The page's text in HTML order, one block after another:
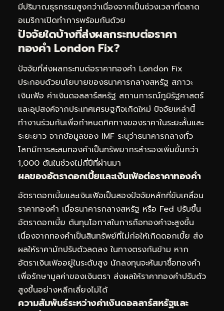
มีปริมาณธุรกรรมสูงกว่าเนื่องจากเป็นช่วงเวลาที่ตลาด
อเมริกาเปิดทำการพร้อมกันด้วย
ปัจจัยใดบ้างที่ส่งผลกระทบต่อราคา
ทองคำ London Fix?
ปัจจัยที่ส่งผลกระทบต่อราคาทองคำ London Fix
ประกอบด้วยนโยบายของธนาคารกลางสหรัฐ สภาวะ
เงินเฟ้อ ค่าเงินดอลลาร์สหรัฐ สถานการณ์ภูมิรัฐศาสตร์
และอุปสงค์จากประเทศเศรษฐกิจเกิดใหม่ ปัจจัยเหล่านี้
ทำงานร่วมกันเพื่อกำหนดทิศทางของราคาในระยะสั้นและ
ระยะยาว จากข้อมูลของ IMF ระบุว่าธนาคารกลางทั่ว
โลกมีการสะสมทองคำเป็นทรัพยากรสำรองเพิ่มขึ้นกว่า
1,000 ตันในช่วงไม่กี่ปีที่ผ่านมา
ผลของอัตราดอกเบี้ยและเงินเฟ้อต่อราคาทองคำ
อัตราดอกเบี้ยและเงินเฟ้อเป็นสองปัจจัยหลักที่ขับเคลื่อน
ราคาทองคำ เมื่อธนาคารกลางสหรัฐ หรือ Fed ปรับขึ้น
อัตราดอกเบี้ย ต้นทุนโอกาสในการถือทองคำจะสูงขึ้น
เนื่องจากทองคำเป็นสินทรัพย์ที่ไม่ก่อให้เกิดดอกเบี้ย ส่ง
ผลให้ราคามักปรับตัวลดลง ในทางตรงกันข้าม หาก
อัตราเงินเฟ้ออยู่ในระดับสูง นักลงทุนจะหันมาซื้อทองคำ
เพื่อรักษามูลค่าของเงินตรา ส่งผลให้ราคาทองคำปรับตัว
สูงขึ้นอย่างหลีกเลี่ยงไม่ได้
ความสัมพันธ์ระหว่างค่าเงินดอลลาร์สหรัฐและ